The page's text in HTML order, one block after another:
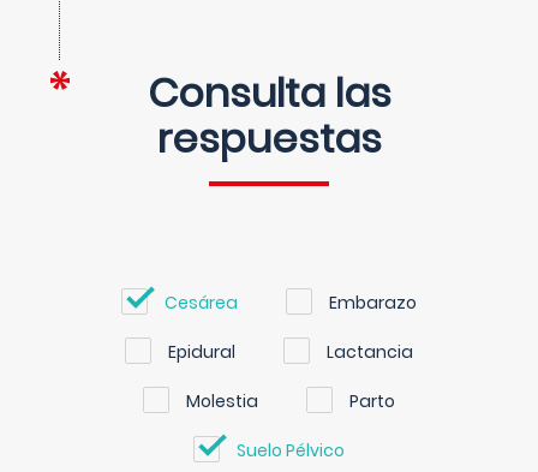
Consulta las
respuestas
Cesárea Embarazo
Epidural Lactancia
Molestia Parto
Suelo Pélvico